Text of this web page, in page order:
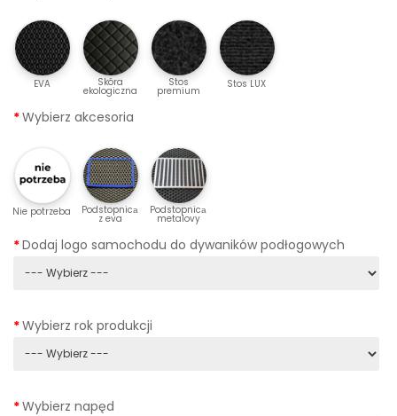
EVA Skóra
ekologiczna
Stos
premium
Stos LUX
Wybierz akcesoria
Nie potrzeba Podstopnicа
z eva
Podstopnicа
metalovy
Dodaj logo samochodu do dywaników podłogowych
Wybierz rok produkcji
Wybierz napęd